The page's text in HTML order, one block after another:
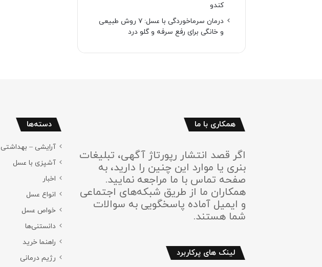
کندو
درمان سرماخوردگی با عسل: ۷ روش طبیعی
و خانگی برای رفع سرفه و گلو درد
همکاری با ما
اگر قصد انتشار رپورتاژ آگهی، تبلیغات
بنری یا موارد این چنین را دارید، به
صفحه تماس با ما مراجعه نمایید.
همکاران ما از طریق شبکه‌های اجتماعی
و ایمیل آماده پاسخگویی به سوالات
شما هستند.
لینک های پرکاربرد
دسته‌ها
آرایشی – بهداشتی
آشپزی با عسل
اخبار
انواع عسل
خواص عسل
دانستنی‌ها
راهنما خرید
رژیم درمانی